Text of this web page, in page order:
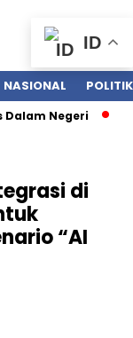
NASIONAL POLITIK
Negeri
di
“AI
ID